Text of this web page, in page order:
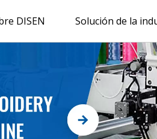
DISEN Solución de la